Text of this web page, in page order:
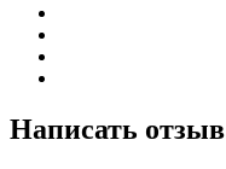
Написать отзыв